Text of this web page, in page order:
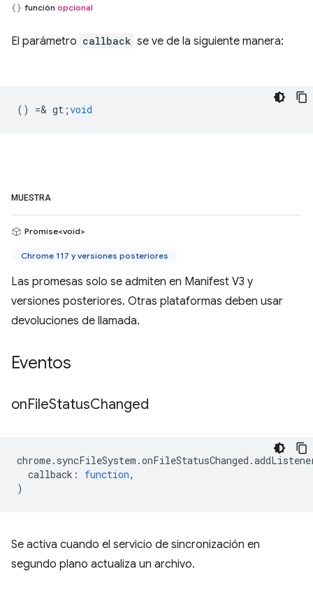
función opcional
El parámetro callback se ve de la siguiente manera:
() =& gt;void
MUESTRA
Promise<void>
Chrome 117 y versiones posteriores
Las promesas solo se admiten en Manifest V3 y
versiones posteriores. Otras plataformas deben usar
devoluciones de llamada.
Eventos
onFileStatusChanged
chrome. syncFileSystem .onFileStatusChanged .
callback : function,
)
Se activa cuando el servicio de sincronización en
segundo plano actualiza un archivo.